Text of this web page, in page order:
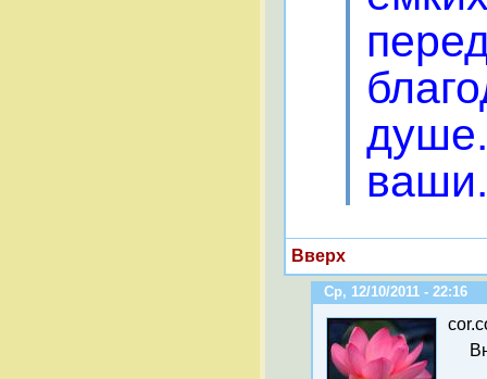
Вверх
Ср, 12/10/2011 - 22:16